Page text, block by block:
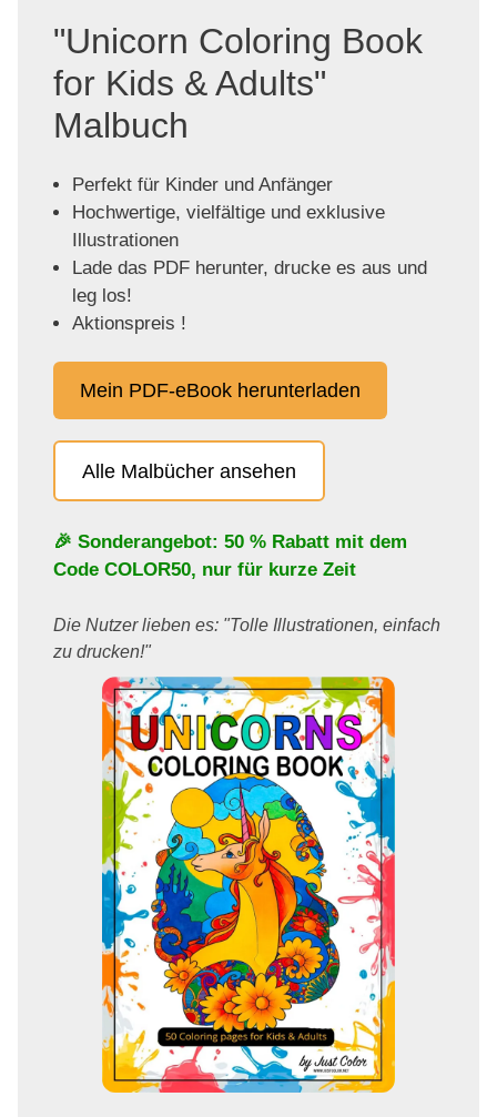
"Unicorn Coloring Book
for Kids & Adults"
Malbuch
Perfekt für Kinder und Anfänger
Hochwertige, vielfältige und exklusive
Illustrationen
Lade das PDF herunter, drucke es aus und
leg los!
Aktionspreis !
Mein PDF-eBook herunterladen
Alle Malbücher ansehen
🎉 Sonderangebot: 50 % Rabatt mit dem
Code COLOR50, nur für kurze Zeit
Die Nutzer lieben es: "Tolle Illustrationen, einfach
zu drucken!"